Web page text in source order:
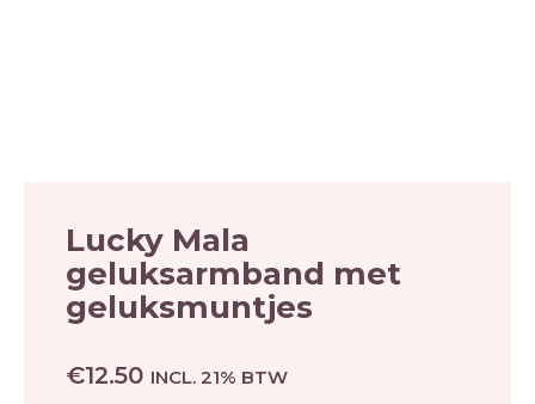
Lucky Mala
geluksarmband met
geluksmuntjes
€12.50 INCL. 21% BTW